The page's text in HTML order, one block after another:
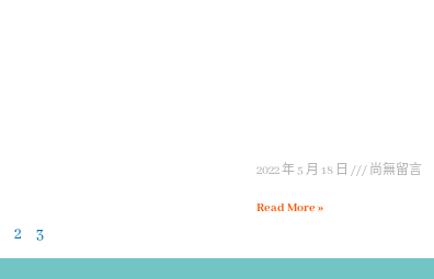
2022 年 5 月 18 日 尚無留言
Read More »
2 3